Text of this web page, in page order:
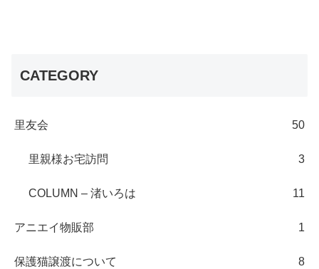
CATEGORY
里友会 50
里親様お宅訪問 3
COLUMN – 渚いろは 11
アニエイ物販部 1
保護猫譲渡について 8